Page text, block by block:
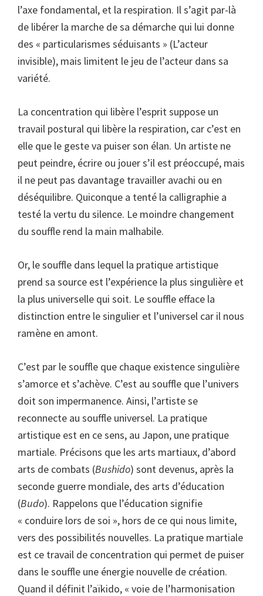
l’axe fondamental, et la respiration. Il s’agit par-là
de libérer la marche de sa démarche qui lui donne
des « particularismes séduisants » (L’acteur
invisible), mais limitent le jeu de l’acteur dans sa
variété.
La concentration qui libère l’esprit suppose un
travail postural qui libère la respiration, car c’est en
elle que le geste va puiser son élan. Un artiste ne
peut peindre, écrire ou jouer s’il est préoccupé, mais
il ne peut pas davantage travailler avachi ou en
déséquilibre. Quiconque a tenté la calligraphie a
testé la vertu du silence. Le moindre changement
du souffle rend la main malhabile.
Or, le souffle dans lequel la pratique artistique
prend sa source est l’expérience la plus singulière et
la plus universelle qui soit. Le souffle efface la
distinction entre le singulier et l’universel car il nous
ramène en amont.
C’est par le souffle que chaque existence singulière
s’amorce et s’achève. C’est au souffle que l’univers
doit son impermanence. Ainsi, l’artiste se
reconnecte au souffle universel. La pratique
artistique est en ce sens, au Japon, une pratique
martiale. Précisons que les arts martiaux, d’abord
arts de combats (Bushido) sont devenus, après la
seconde guerre mondiale, des arts d’éducation
(Budo). Rappelons que l’éducation signifie
« conduire lors de soi », hors de ce qui nous limite,
vers des possibilités nouvelles. La pratique martiale
est ce travail de concentration qui permet de puiser
dans le souffle une énergie nouvelle de création.
Quand il définit l’aïkido, « voie de l’harmonisation